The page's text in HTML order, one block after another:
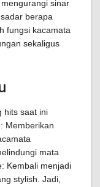
sinar
berapa
fungsi kacamata
sekaligus
hits saat ini
Memberikan
mata
Kembali menjadi
stylish. Jadi,